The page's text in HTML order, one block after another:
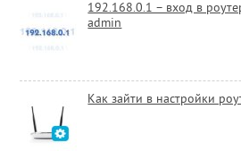
192.168.0.1 – вход в
admin
Как зайти в настройки